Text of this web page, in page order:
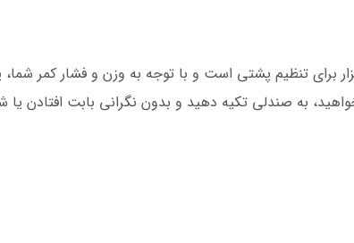
به صندلی تکیه دهید و بدون نگرانی بابت افتادن